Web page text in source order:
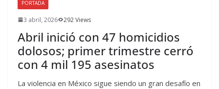
PORTADA
3 abril, 2026 292 Views
Abril inició con 47 homicidios
dolosos; primer trimestre cerró
con 4 mil 195 asesinatos
La violencia en México sigue siendo un gran desafío en